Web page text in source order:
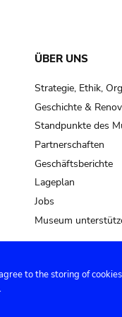
ÜBER UNS
Strategie, Ethik,
Geschichte &
Standpunkte des
Partnerschaften
Geschäftsberichte
Lageplan
Jobs
Museum
to the storing of